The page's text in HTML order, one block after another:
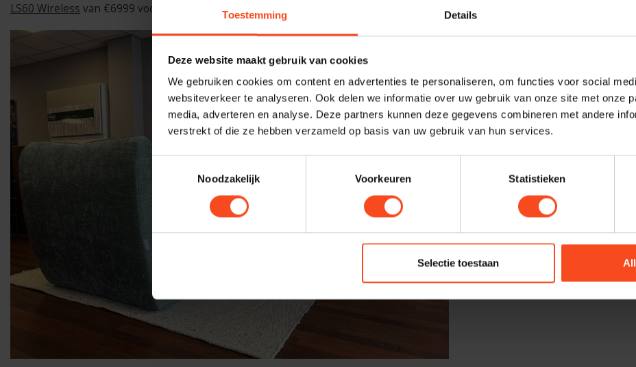
Toestemming Details
Deze website maakt gebruik van cookies
We gebruiken cookies om content en advertenties te personaliseren, om functies voor social
websiteverkeer te analyseren. Ook delen we informatie over uw gebruik van onze site met onze
media, adverteren en analyse. Deze partners kunnen deze gegevens combineren met andere
verstrekt of die ze hebben verzameld op basis van uw gebruik van hun services.
Noodzakelijk
Voorkeuren Statistieken
Selectie toestaan
LS60 Wireless van €6999 voor €4999